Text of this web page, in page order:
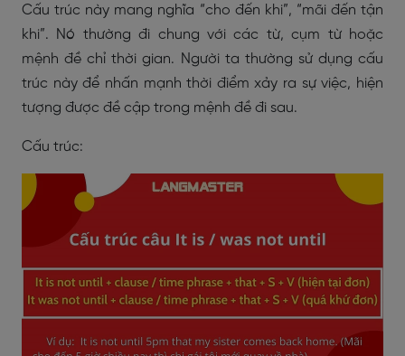
Cấu trúc này mang nghĩa “cho đến khi”, “mãi đến tận
khi”. Nó thường đi chung với các từ, cụm từ hoặc
mệnh đề chỉ thời gian. Người ta thường sử dụng cấu
trúc này để nhấn mạnh thời điểm xảy ra sự việc, hiện
tượng được đề cập trong mệnh đề đi sau.
Cấu trúc: